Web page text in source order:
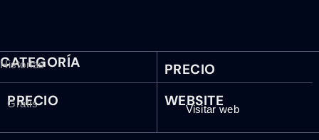
CATEGORÍA
Historias
PRECIO
PRECIO
Gratis WEBSITE
Visitar web